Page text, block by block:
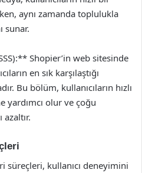
aynı zamanda toplulukla
sunar.
Shopier’in web sitesinde
en sık karşılaştığı
Bu bölüm, kullanıcıların hızlı
olur ve çoğu
azaltır.
süreçleri, kullanıcı deneyimini